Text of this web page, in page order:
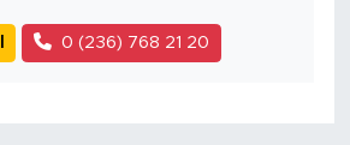
0 (236) 768 21 20